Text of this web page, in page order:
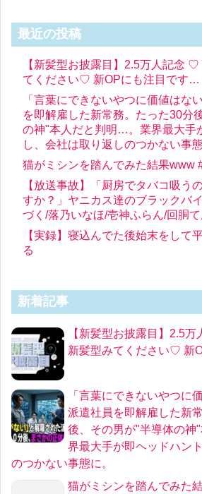
最近の投稿
【新髪型お披露目】2.5万人記念
てください♡ 新OPにも注目です…
「言葉にできないやつに価値はな
を即解雇した新常務。たった30分
の神"本人だと判明…。業界最大手
し、会社は取り返しのつかない事態
猫がミシンを踏んでみた結果www
【放送事故】「厨房でタバコ吸う
すか？」ヤニカス達のブラックバ
づく/落乃いなほ/壱神ふらん/回胴て
【実録】寝込んでた後始末をして
る
新着記事
【新髪型お披露目】2.5
新髪型みてください♡ 新
「言葉にできないやつに
派遣社員を即解雇した新
後、その男が"半導体の
界最大手が即ヘッドハン
のつかない事態に。
猫がミシンを踏んでみた